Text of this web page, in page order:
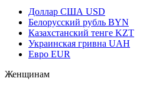
Доллар США USD
Белорусский рубль BYN
Казахстанский тенге KZT
Украинская гривна UAH
Евро EUR
Женщинам